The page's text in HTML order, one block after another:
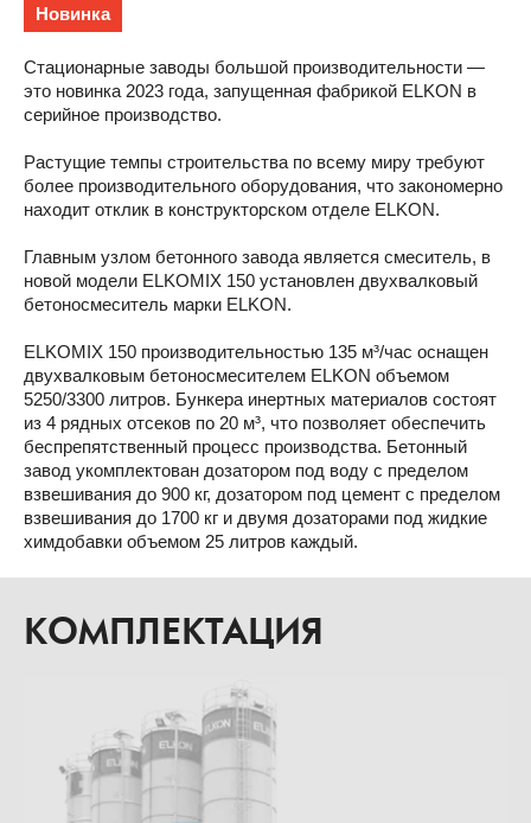
Новинка
Стационарные заводы большой производительности —
это новинка 2023 года, запущенная фабрикой ELKON в
серийное производство.
Растущие темпы строительства по всему миру требуют
более производительного оборудования, что закономерно
находит отклик в конструкторском отделе ELKON.
Главным узлом бетонного завода является смеситель, в
новой модели ELKOMIX 150 установлен двухвалковый
бетоносмеситель марки ELKON.
ELKOMIX 150 производительностью 135 м³/час оснащен
двухвалковым бетоносмесителем ELKON объемом
5250/3300 литров. Бункера инертных материалов состоят
из 4 рядных отсеков по 20 м³, что позволяет обеспечить
беспрепятственный процесс производства. Бетонный
завод укомплектован дозатором под воду с пределом
взвешивания до 900 кг, дозатором под цемент с пределом
взвешивания до 1700 кг и двумя дозаторами под жидкие
химдобавки объемом 25 литров каждый.
КОМПЛЕКТАЦИЯ